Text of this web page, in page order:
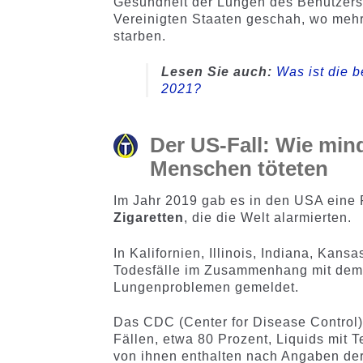
Vereinigten Staaten geschah, wo
starben.
Lesen Sie auch: Was ist die
2021?
Der US-Fall: Wie
Menschen töteten
Im Jahr 2019 gab es in den USA
Zigaretten, die die Welt alarmierten.
In Kalifornien, Illinois, Indiana,
Todesfälle im Zusammenhang mit
Lungenproblemen gemeldet.
Das CDC (Center for Disease
Fällen, etwa 80 Prozent, Liquids mit
von ihnen enthalten nach Angaben